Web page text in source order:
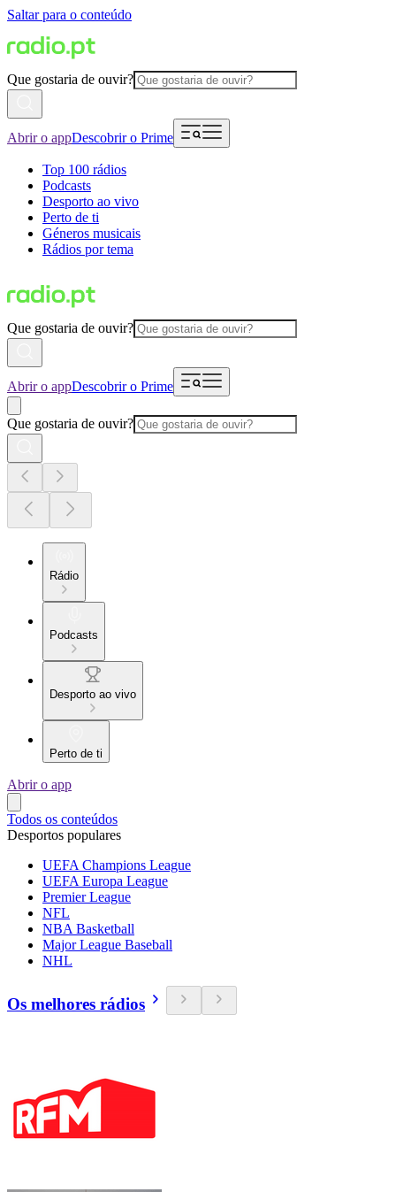
Saltar para o conteúdo
Que gostaria de ouvir?
Abrir o appDescobrir o Prime
Top 100 rádios
Podcasts
Desporto ao vivo
Perto de ti
Géneros musicais
Rádios por tema
Que gostaria de ouvir?
Abrir o appDescobrir o Prime
Que gostaria de ouvir?
Rádio
Podcasts
Desporto ao vivo
Perto de ti
Abrir o app
Todos os conteúdos
Desportos populares
UEFA Champions League
UEFA Europa League
Premier League
NFL
NBA Basketball
Major League Baseball
NHL
Os melhores rádios